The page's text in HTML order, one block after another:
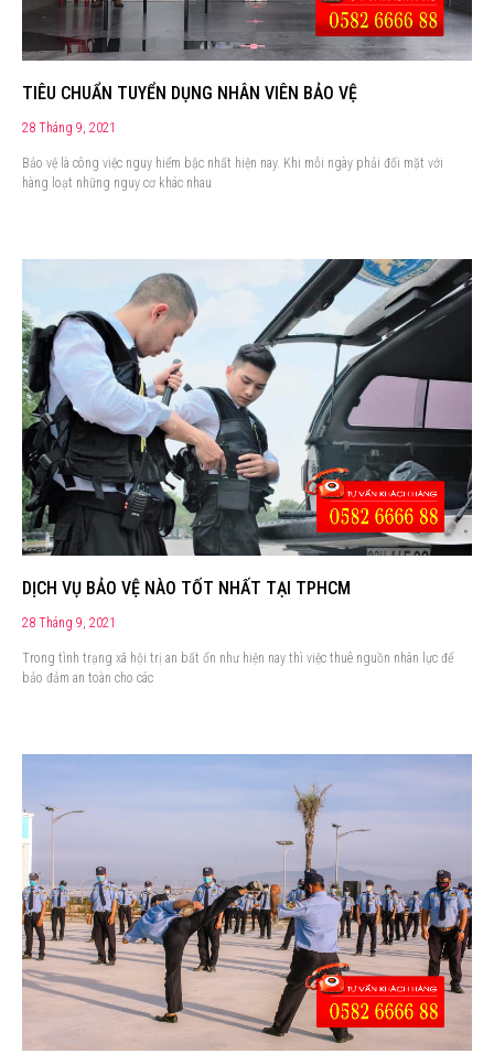
TIÊU CHUẨN TUYỂN DỤNG NHÂN VIÊN BẢO VỆ
28 Tháng 9, 2021
Bảo vệ là công việc nguy hiểm bậc nhất hiện nay. Khi mỗi ngày phải đối mặt với
hàng loạt những nguy cơ khác nhau
DỊCH VỤ BẢO VỆ NÀO TỐT NHẤT TẠI TPHCM
28 Tháng 9, 2021
Trong tình trạng xã hội trị an bất ổn như hiện nay thì việc thuê nguồn nhân lực để
bảo đảm an toàn cho các